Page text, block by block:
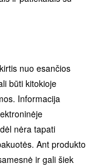
nuo esančios
būti kitokioje
Informacija
nėra tapati
Ant produkto
ir gali šiek